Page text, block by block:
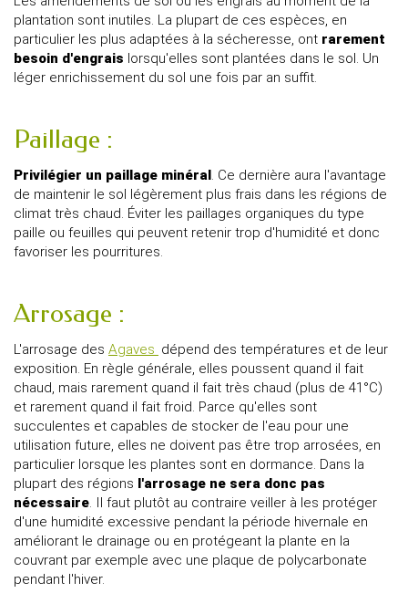
plantation sont inutiles. La plupart de ces espèces, en
particulier les plus adaptées à la sécheresse, ont rarement
besoin d'engrais lorsqu'elles sont plantées dans le sol. Un
léger enrichissement du sol une fois par an suffit.
Paillage :
Privilégier un paillage minéral. Ce dernière aura l'avantage
de maintenir le sol légèrement plus frais dans les régions de
climat très chaud. Éviter les paillages organiques du type
paille ou feuilles qui peuvent retenir trop d'humidité et donc
favoriser les pourritures.
Arrosage :
L'arrosage des Agaves dépend des températures et de leur
exposition. En règle générale, elles poussent quand il fait
chaud, mais rarement quand il fait très chaud (plus de 41°C)
et rarement quand il fait froid. Parce qu'elles sont
succulentes et capables de stocker de l'eau pour une
utilisation future, elles ne doivent pas être trop arrosées, en
particulier lorsque les plantes sont en dormance. Dans la
plupart des régions l'arrosage ne sera donc pas
nécessaire. Il faut plutôt au contraire veiller à les protéger
d'une humidité excessive pendant la période hivernale en
améliorant le drainage ou en protégeant la plante en la
couvrant par exemple avec une plaque de polycarbonate
pendant l'hiver.